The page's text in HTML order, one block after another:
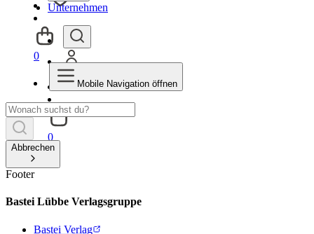
Unternehmen
0
0
Mobile Navigation öffnen
Abbrechen
Footer
Bastei Lübbe Verlagsgruppe
Bastei Verlag